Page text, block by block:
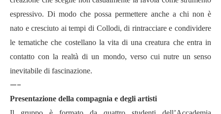
espressivo. Di modo che possa permettere anche a chi non è
nato e cresciuto ai tempi di Collodi, di rintracciare e condividere
le tematiche che costellano la vita di una creatura che entra in
contatto con la realtàdi un mondo, verso cui nutre un senso
inevitabile di fascinazione.
—-
Presentazione della compagnia e degli artisti